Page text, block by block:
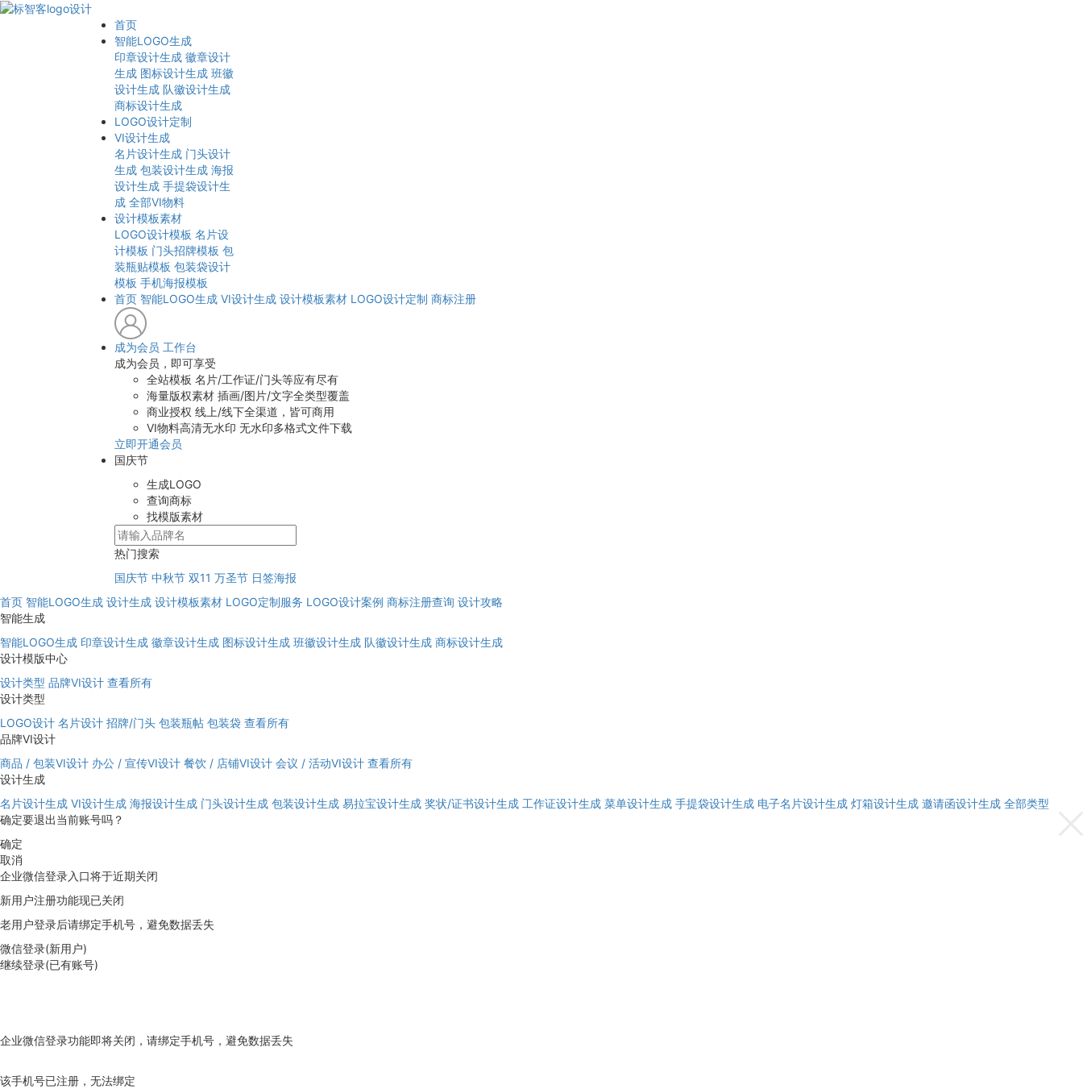
首页
智能LOGO生成
印章设计生成 徽章设计
生成 图标设计生成 班徽
设计生成 队徽设计生成
商标设计生成
LOGO设计定制
VI设计生成
名片设计生成 门头设计
生成 包装设计生成 海报
设计生成 手提袋设计生
成 全部VI物料
设计模板素材
LOGO设计模板 名片设
计模板 门头招牌模板 包
装瓶贴模板 包装袋设计
模板 手机海报模板
首页 智能LOGO生成 VI设计生成 设计模板素材 LOGO设计定制 商标注册
成为会员 工作台
成为会员，即可享受
全站模板 名片/工作证/门头等应有尽有
海量版权素材 插画/图片/文字全类型覆盖
商业授权 线上/线下全渠道，皆可商用
VI物料高清无水印 无水印多格式文件下载
立即开通会员
国庆节
生成LOGO
查询商标
找模版素材
热门搜索
国庆节 中秋节 双11 万圣节 日签海报
首页 智能LOGO生成 设计生成 设计模板素材 LOGO定制服务 LOGO设计案例 商标注册查询 设计攻略
智能生成
智能LOGO生成 印章设计生成 徽章设计生成 图标设计生成 班徽设计生成 队徽设计生成 商标设计生成
设计模版中心
设计类型 品牌VI设计 查看所有
设计类型
LOGO设计 名片设计 招牌/门头 包装瓶帖 包装袋 查看所有
品牌VI设计
商品 / 包装VI设计 办公 / 宣传VI设计 餐饮 / 店铺VI设计 会议 / 活动VI设计 查看所有
设计生成
名片设计生成 VI设计生成 海报设计生成 门头设计生成 包装设计生成 易拉宝设计生成 奖状/证书设计生成 工作证设计生成 菜单设计生成 手提袋设计生成 电子名片设计生成 灯箱设计生成 邀请函设计生成 全部类型
确定要退出当前账号吗？
确定
取消
企业微信登录入口将于近期关闭
新用户注册功能现已关闭
老用户登录后请绑定手机号，避免数据丢失
微信登录(新用户)
继续登录(已有账号)
企业微信登录功能即将关闭，请绑定手机号，避免数据丢失
该手机号已注册，无法绑定